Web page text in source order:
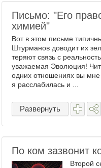
Письмо: "Его
химией"
Вот в этом письме
Штурманов доводит их
теряют связь с
уважаемая Эволюция!
одних отношениях вы
я расслабилась и ...
Развернуть
По ком зазвонит
Второй